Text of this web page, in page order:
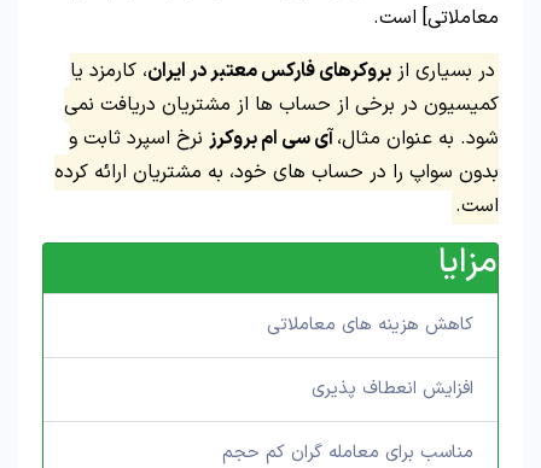
معاملاتی] است.
در بسیاری ازبروکرهای فارکس معتبر در ایران، کارمزد یا
کمیسیون در برخی از حساب ها از مشتریان دریافت نمی
شود. به عنوان مثال،آی سی ام بروکرز نرخ اسپرد ثابت و
بدون سواپ را در حساب های خود، به مشتریان ارائه کرده
است.
مزایا
کاهش هزینه های معاملاتی
افزایش انعطاف پذیری
مناسب برای معامله گران کم حجم